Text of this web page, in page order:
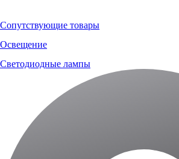
Сопутствующие товары
Освещение
Светодиодные лампы